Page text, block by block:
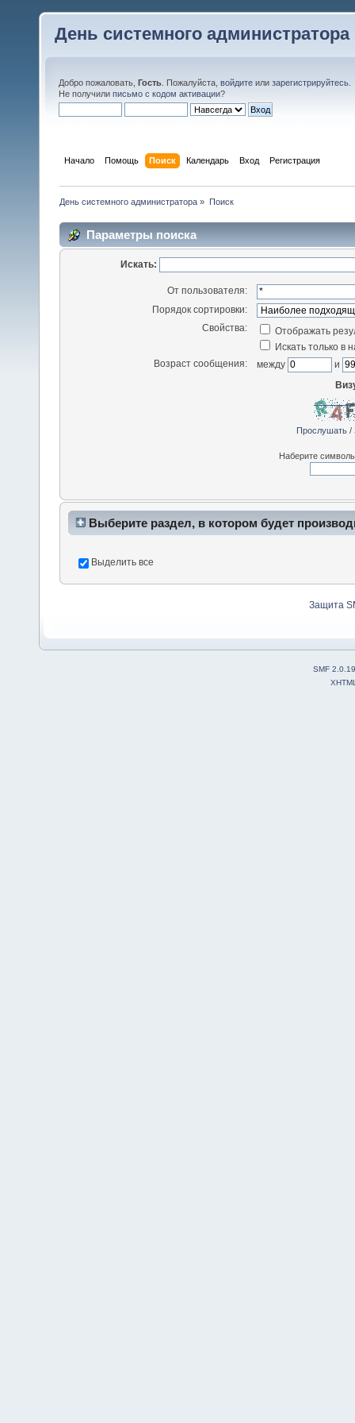
День системного администратора
Добро пожаловать, Гость . Пожалуйста, войдите или зарегистрируйтесь
Не получили письмо с кодом активации?
Начало Помощь Поиск Календарь Вход Регистрация
День системного администратора » Поиск
Параметры поиска
Искать:
От пользователя:
Порядок сортировки:
Свойства:
Отображать
Искать только в
Возраст сообщения:
между
и
Прослушать/
Наберите
Выберите раздел, в котором будет
Выделить все
Защита
SMF 2.0.19